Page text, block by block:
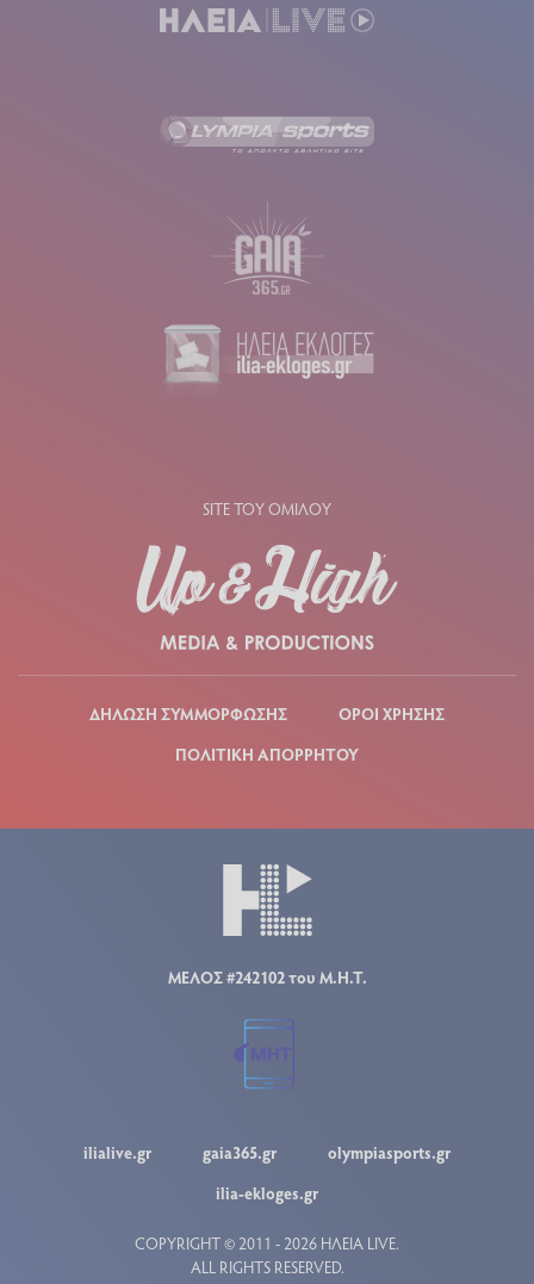
SITE ΤΟΥ ΟΜΙΛΟΥ
ΔΗΛΩΣΗ ΣΥΜΜΟΡΦΩΣΗΣ
ΟΡΟΙ ΧΡΗΣΗΣ
ΠΟΛΙΤΙΚΗ ΑΠΟΡΡΗΤΟΥ
ΜΕΛΟΣ #242102 του Μ.Η.Τ.
ilialive.gr gaia365.gr
olympiasports.gr
ilia-ekloges.gr
COPYRIGHT © 2011 - 2026 ΗΛΕΙΑ LIVE.
ALL RIGHTS RESERVED.